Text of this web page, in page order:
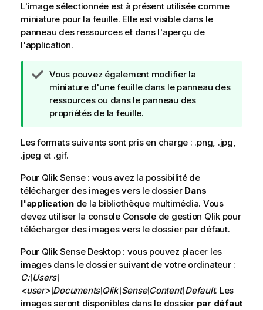
L'image sélectionnée est à présent utilisée comme
miniature pour la feuille. Elle est visible dans le
panneau des ressources et dans l'aperçu de
l'application.
N
o
t
e
o
n
e
i
l
Vous pouvez également modifier la
miniature d'une feuille dans le panneau des
ressources ou dans le panneau des
propriétés de la feuille.
Les formats suivants sont pris en charge : .png, .jpg,
.jpeg et .gif.
Pour Qlik Sense: vous avez la possibilité de
télécharger des images vers le dossier Dans
l'applicationde la bibliothèque multimédia. Vous
devez utiliser la console Console de gestion Qlikpour
télécharger des images vers le dossier par défaut.
Pour Qlik Sense Desktop: vous pouvez placer les
images dans le dossier suivant de votre ordinateur :
C:\Users\
<user>\Documents\Qlik\Sense\Content\Default. Les
images seront disponibles dans le dossier par défaut